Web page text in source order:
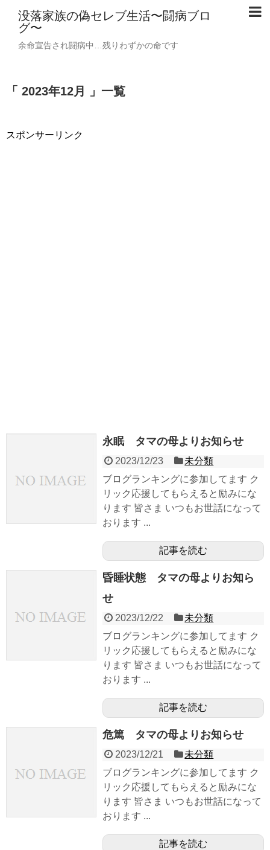
没落家族の偽セレブ生活〜闘病ブロ
グ〜
余命宣告され闘病中…残りわずかの命です
「 2023年12月 」一覧
スポンサーリンク
永眠 タマの母よりお知らせ
2023/12/23
未分類
ブログランキングに参加してます ク
リック応援してもらえると励みにな
ります 皆さま いつもお世話になって
おります ...
記事を読む
昏睡状態 タマの母よりお知ら
せ
2023/12/22
未分類
ブログランキングに参加してます ク
リック応援してもらえると励みにな
ります 皆さま いつもお世話になって
おります ...
記事を読む
危篤 タマの母よりお知らせ
2023/12/21
未分類
ブログランキングに参加してます ク
リック応援してもらえると励みにな
ります 皆さま いつもお世話になって
おります ...
記事を読む